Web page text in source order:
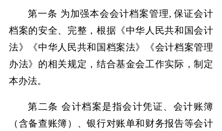
第一条 为加强本会会计档案管理, 保证会计
档案的安全、完整，根据《中华人民共和国会计
法》《中华人民共和国档案法》《会计档案管理
办法》的相关规定，结合基金会工作实际，制定
本办法。
第二条 会计档案是指会计凭证、会计账簿
（含备查账簿）、银行对账单和财务报告等会计